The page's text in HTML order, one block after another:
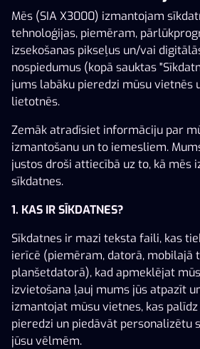
Duolito Iceman TowerCocktail Rush
AFK Airport SecurityCrabby's Gold II
Mēs (SIA X3000) izmantojam
tehnoloģijas, piemēram,
izsekošanas pikseļus un/vai
nospiedumus (kopā sauktas
jums labāku pieredzi mūsu vietnēs
lietotnēs.
Zemāk atradīsiet informāciju par
izmantošanu un to iemesliem.
justos droši attiecībā uz to, kā mēs
sīkdatnes.
1. KAS IR SĪKDATNES?
Sīkdatnes ir mazi teksta faili, kas
ierīcē (piemēram, datorā, mobilajā
planšetdatorā), kad apmeklējat
izvietošana ļauj mums jūs atpazīt
izmantojat mūsu vietnes, kas
pieredzi un piedāvāt personalizētu
jūsu vēlmēm.